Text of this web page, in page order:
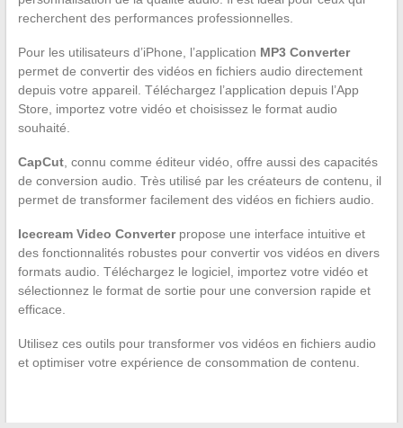
recherchent des performances professionnelles.
Pour les utilisateurs d’iPhone, l’application MP3 Converter
permet de convertir des vidéos en fichiers audio directement
depuis votre appareil. Téléchargez l’application depuis l’App
Store, importez votre vidéo et choisissez le format audio
souhaité.
CapCut, connu comme éditeur vidéo, offre aussi des capacités
de conversion audio. Très utilisé par les créateurs de contenu, il
permet de transformer facilement des vidéos en fichiers audio.
Icecream Video Converterpropose une interface intuitive et
des fonctionnalités robustes pour convertir vos vidéos en divers
formats audio. Téléchargez le logiciel, importez votre vidéo et
sélectionnez le format de sortie pour une conversion rapide et
efficace.
Utilisez ces outils pour transformer vos vidéos en fichiers audio
et optimiser votre expérience de consommation de contenu.